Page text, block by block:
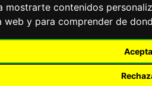
mostrarte contenidos
web y para comprender de